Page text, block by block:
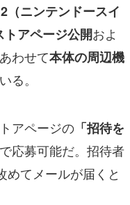
ニンテンドースイ
アページ公開およ
わせて本体の周辺機
る。
アページの 「招待を
応募可能だ。招待者
めてメールが届くと